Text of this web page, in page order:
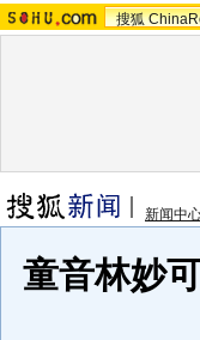
搜狐
新闻中
童音林妙